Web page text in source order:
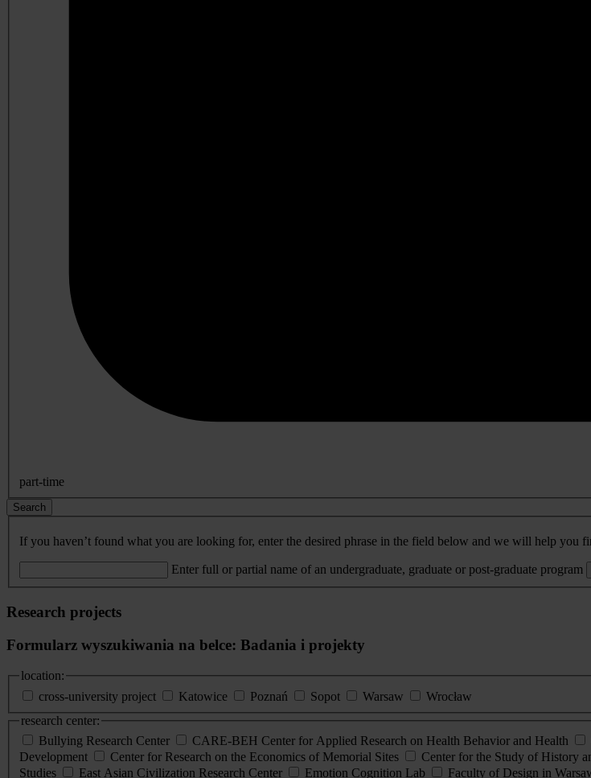
part-time
Search
If you haven’t found what you are looking for, enter the desired phrase in the field below and we will help you
Enter full or partial name of an undergraduate, graduate or post-graduate program
Research projects
Formularz wyszukiwania na belce: Badania i projekty
location:
cross-university project
Katowice Poznań Sopot Warsaw
Wrocław
research center:
Bullying Research Center
CARE-BEH Center for Applied Research on Health Behavior and Health
Development
Center for Research on the Economics of Memorial Sites Center for the Study of History
Studies
East Asian Civilization Research Center Emotion Cognition Lab Faculty of Design in